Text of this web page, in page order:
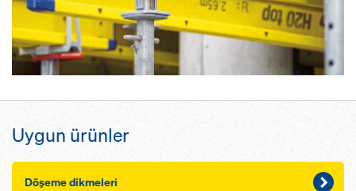
Uygun ürünler
Döşeme dikmeleri